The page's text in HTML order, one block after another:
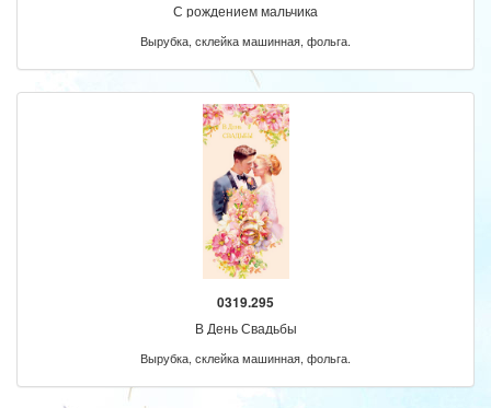
С рождением мальчика
Вырубка, склейка машинная, фольга.
0319.295
В День Свадьбы
Вырубка, склейка машинная, фольга.